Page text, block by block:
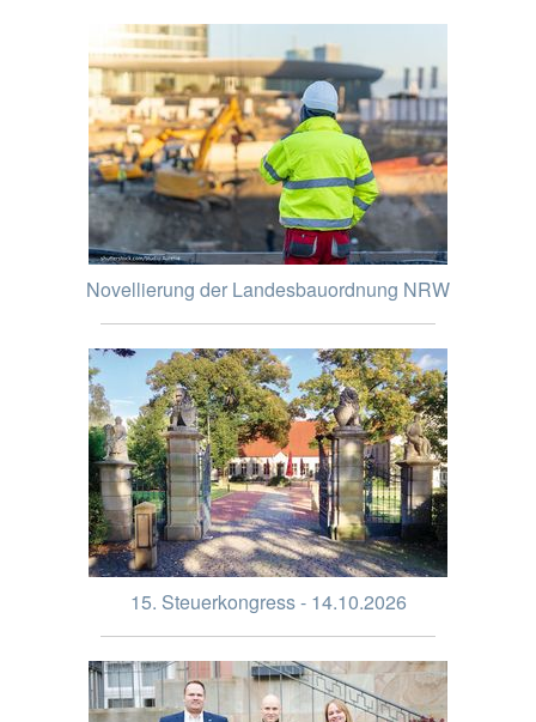
Novellierung der Landesbauordnung NRW
15. Steuerkongress - 14.10.2026